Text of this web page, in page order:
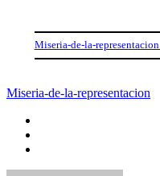
Miseria-de-la-representacion
Miseria-de-la-representacion